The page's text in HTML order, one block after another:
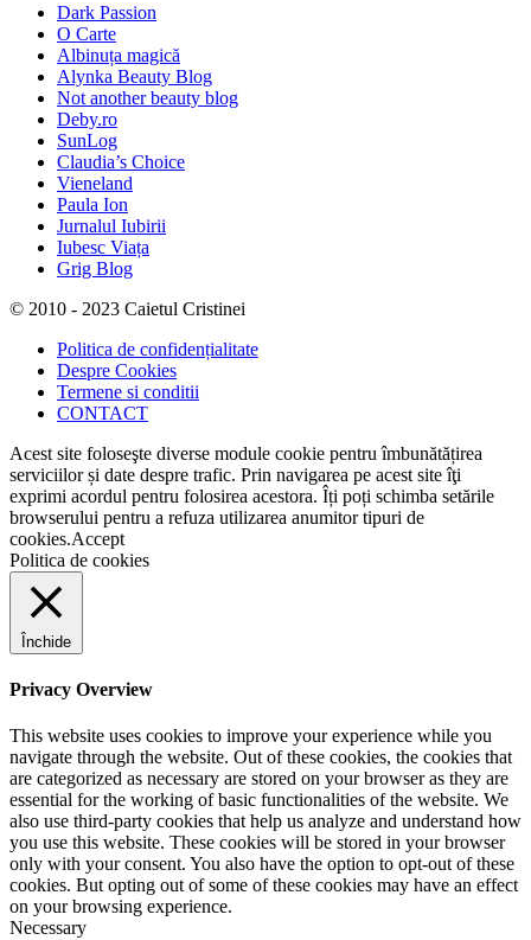
Dark Passion
O Carte
Albinuța magică
Alynka Beauty Blog
Not another beauty blog
Deby.ro
SunLog
Claudia’s Choice
Vieneland
Paula Ion
Jurnalul Iubirii
Iubesc Viața
Grig Blog
© 2010 - 2023 Caietul Cristinei
Politica de confidențialitate
Despre Cookies
Termene si conditii
CONTACT
Acest site foloseşte diverse module cookie pentru îmbunătățirea
serviciilor și date despre trafic. Prin navigarea pe acest site îţi
exprimi acordul pentru folosirea acestora. Îți poți schimba setările
browserului pentru a refuza utilizarea anumitor tipuri de
cookies.Accept
Politica de cookies
Închide
Privacy Overview
This website uses cookies to improve your experience while you
navigate through the website. Out of these cookies, the cookies that
are categorized as necessary are stored on your browser as they are
essential for the working of basic functionalities of the website. We
also use third-party cookies that help us analyze and understand how
you use this website. These cookies will be stored in your browser
only with your consent. You also have the option to opt-out of these
cookies. But opting out of some of these cookies may have an effect
on your browsing experience.
Necessary